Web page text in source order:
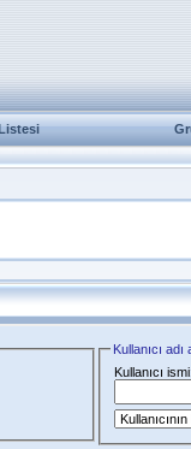
Kullanıcı adı
Kullanıcı ismi: